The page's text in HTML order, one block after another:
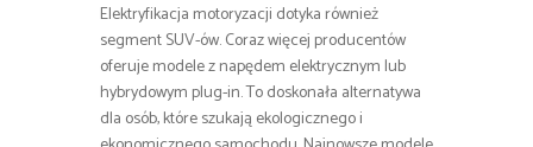
Elektryfikacja motoryzacji dotyka również
segment SUV-ów. Coraz więcej producentów
oferuje modele z napędem elektrycznym lub
hybrydowym plug-in. To doskonała alternatywa
dla osób, które szukają ekologicznego i